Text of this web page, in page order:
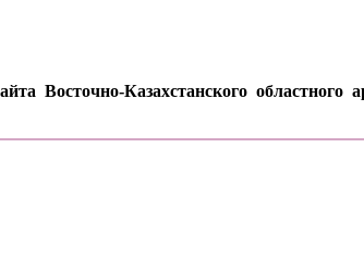
Восточно-Казахстанского областного